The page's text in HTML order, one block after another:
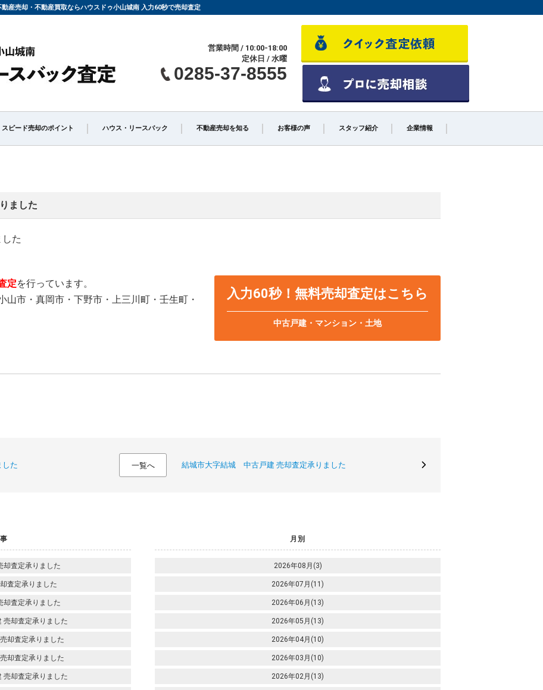
産売却・不動産買取ならハウスドゥ小山城南 入力60秒で売却査定
営業時間 / 10:00-18:00
定休日 / 水曜
0285-37-8555
スピード売却のポイント ハウス・リースバック 不動産売却を知る
介手数料について
お客様の声 スタッフ紹介 企業情報
ました
た
定を行っています。
山市・真岡市・下野市・上三川町・壬生町・
入力60秒！無料売却査定はこちら
中古戸建・マンション・土地
た 一覧へ 結城市大字結城 中古戸建 売却査定承りました
査定承りました
査定承りました
査定承りました
却査定承りました
却査定承りました
却査定承りました
却査定承りました
月別
2026年08月(3)
2026年07月(11)
2026年06月(13)
2026年05月(13)
2026年04月(10)
2026年03月(10)
2026年02月(13)